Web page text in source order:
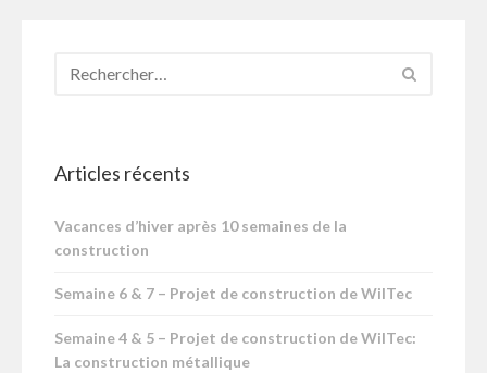
Articles récents
Vacances d’hiver après 10 semaines de la
construction
Semaine 6 & 7 – Projet de construction de WilTec
Semaine 4 & 5 – Projet de construction de WilTec:
La construction métallique